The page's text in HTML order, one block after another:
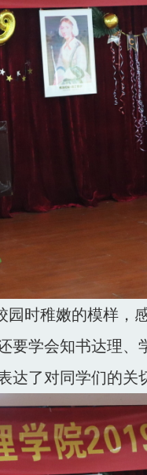
时稚嫩的模样，
学会知书达理、
了对同学们的关